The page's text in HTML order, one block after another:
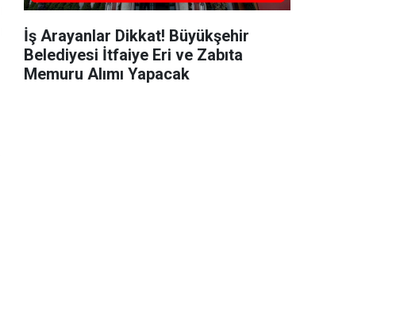
İş Arayanlar Dikkat! Büyükşehir
Belediyesi İtfaiye Eri ve Zabıta
Memuru Alımı Yapacak